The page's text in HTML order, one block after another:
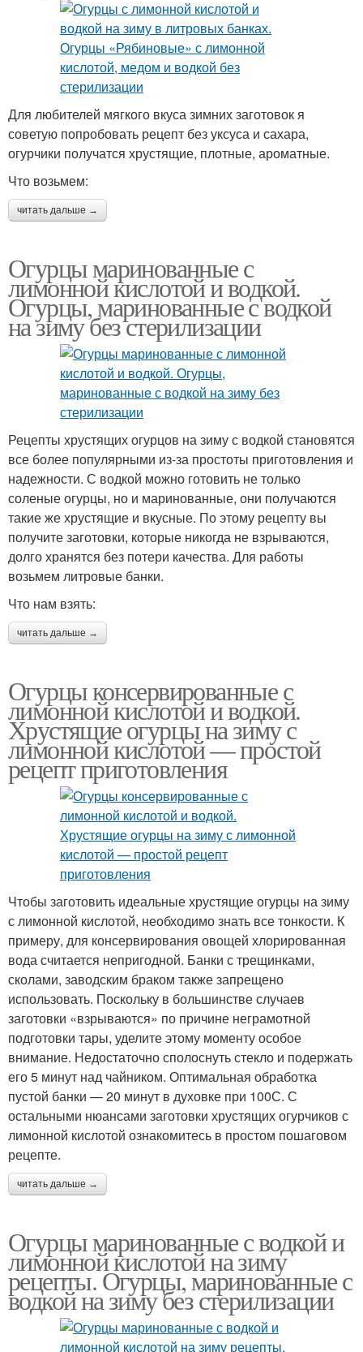
Для любителей мягкого вкуса зимних заготовок я
советую попробовать рецепт без уксуса и сахара,
огурчики получатся хрустящие, плотные, ароматные.
Что возьмем:
читать дальше →
Огурцы маринованные с
лимонной кислотой и водкой.
Огурцы, маринованные с водкой
на зиму без стерилизации
Рецепты хрустящих огурцов на зиму с водкой становятся
все более популярными из-за простоты приготовления и
надежности. С водкой можно готовить не только
соленые огурцы, но и маринованные, они получаются
такие же хрустящие и вкусные. По этому рецепту вы
получите заготовки, которые никогда не взрываются,
долго хранятся без потери качества. Для работы
возьмем литровые банки.
Что нам взять:
читать дальше →
Огурцы консервированные с
лимонной кислотой и водкой.
Хрустящие огурцы на зиму с
лимонной кислотой — простой
рецепт приготовления
Чтобы заготовить идеальные хрустящие огурцы на зиму
с лимонной кислотой, необходимо знать все тонкости. К
примеру, для консервирования овощей хлорированная
вода считается непригодной. Банки с трещинками,
сколами, заводским браком также запрещено
использовать. Поскольку в большинстве случаев
заготовки «взрываются» по причине неграмотной
подготовки тары, уделите этому моменту особое
внимание. Недостаточно сполоснуть стекло и подержать
его 5 минут над чайником. Оптимальная обработка
пустой банки — 20 минут в духовке при 100С. С
остальными нюансами заготовки хрустящих огурчиков с
лимонной кислотой ознакомитесь в простом пошаговом
рецепте.
читать дальше →
Огурцы маринованные с водкой и
лимонной кислотой на зиму
рецепты. Огурцы, маринованные с
водкой на зиму без стерилизации